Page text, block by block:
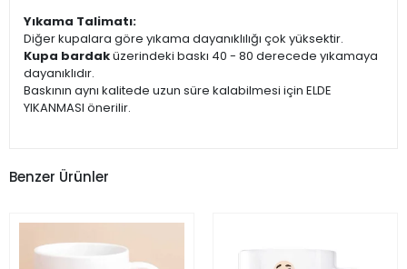
Yıkama Talimatı:
Diğer kupalara göre yıkama dayanıklılığı çok yüksektir.
Kupa bardaküzerindeki baskı 40 - 80 derecede yıkamaya
dayanıklıdır.
Baskının aynı kalitede uzun süre kalabilmesi için ELDE
YIKANMASI önerilir.
Benzer Ürünler